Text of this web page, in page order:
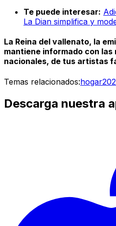
Te puede interesar:
La Dian simplifica y
La Reina del vallenato, la
mantiene informado con
nacionales, de tus artistas
Temas relacionados:hogar
Descarga nuestra